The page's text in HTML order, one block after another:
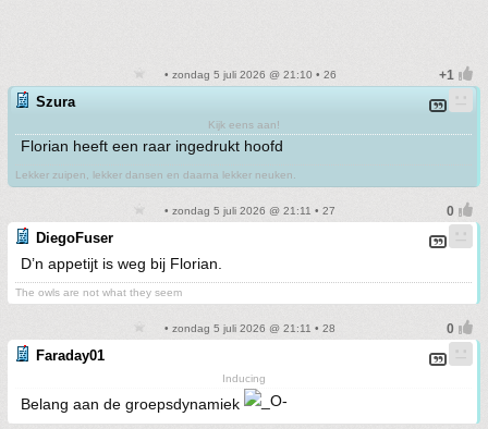
• zondag 5 juli 2026 @ 21:10 • 26
Szura
Kijk eens aan!
Florian heeft een raar ingedrukt hoofd
Lekker zuipen, lekker dansen en daarna lekker neuken.
• zondag 5 juli 2026 @ 21:11 • 27
DiegoFuser
D’n appetijt is weg bij Florian.
The owls are not what they seem
• zondag 5 juli 2026 @ 21:11 • 28
Faraday01
Inducing
Belang aan de groepsdynamiek